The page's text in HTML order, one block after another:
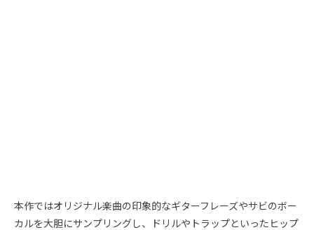
本作ではオリジナル楽曲の印象的なギターフレーズやサビのボー
カルを大胆にサンプリングし、ドリルやトラップといったヒップ